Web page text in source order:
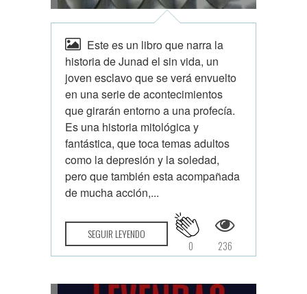
Este es un libro que narra la
historia de Junad el sin vida, un
joven esclavo que se verá envuelto
en una serie de acontecimientos
que girarán entorno a una profecía.
Es una historia mitológica y
fantástica, que toca temas adultos
como la depresión y la soledad,
pero que también esta acompañada
de mucha acción,...
SEGUIR LEYENDO
236
0